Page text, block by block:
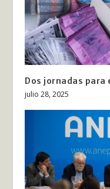
Dos jornadas para
julio 28, 2025